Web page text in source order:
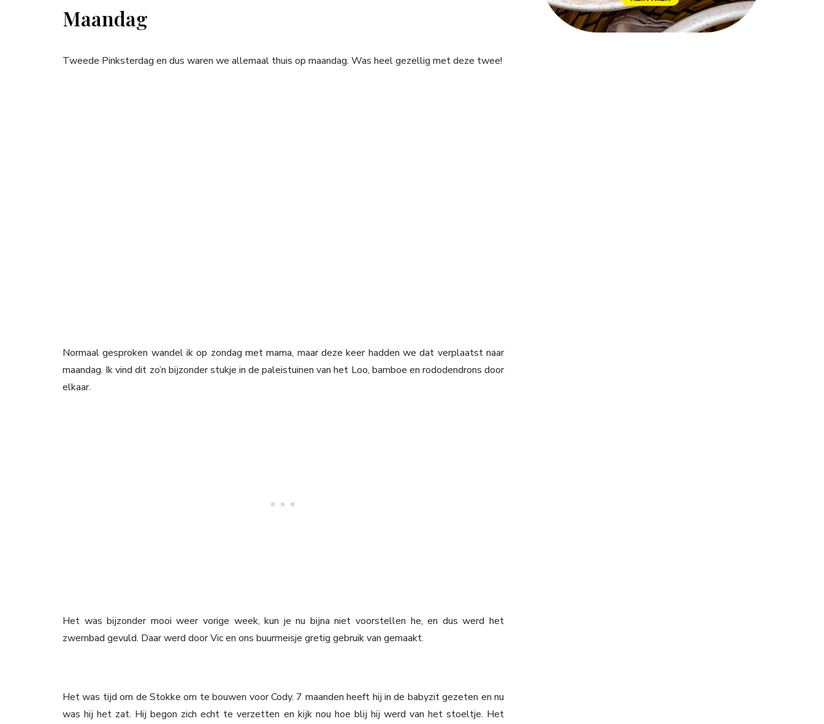
Maandag
Tweede Pinksterdag en dus waren we allemaal thuis op maandag. Was heel gezellig met deze twee!
Normaal gesproken wandel ik op zondag met mama, maar deze keer hadden we dat verplaatst naar
maandag. Ik vind dit zo’n bijzonder stukje in de paleistuinen van het Loo, bamboe en rododendrons door
elkaar.
Het was bijzonder mooi weer vorige week, kun je nu bijna niet voorstellen he, en dus werd het
zwembad gevuld. Daar werd door Vic en ons buurmeisje gretig gebruik van gemaakt.
Het was tijd om de Stokke om te bouwen voor Cody. 7 maanden heeft hij in de babyzit gezeten en nu
was hij het zat. Hij begon zich echt te verzetten en kijk nou hoe blij hij werd van het stoeltje. Het